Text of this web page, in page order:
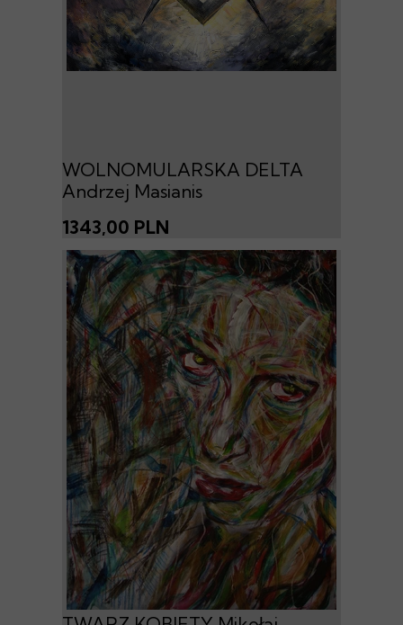
WOLNOMULARSKA DELTA
Andrzej Masianis
1343,00 PLN